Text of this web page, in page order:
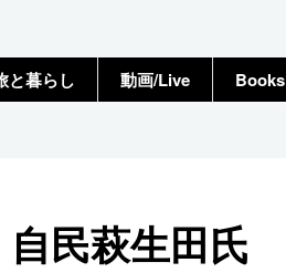
と暮らし 動画/Live Books
民萩生田氏